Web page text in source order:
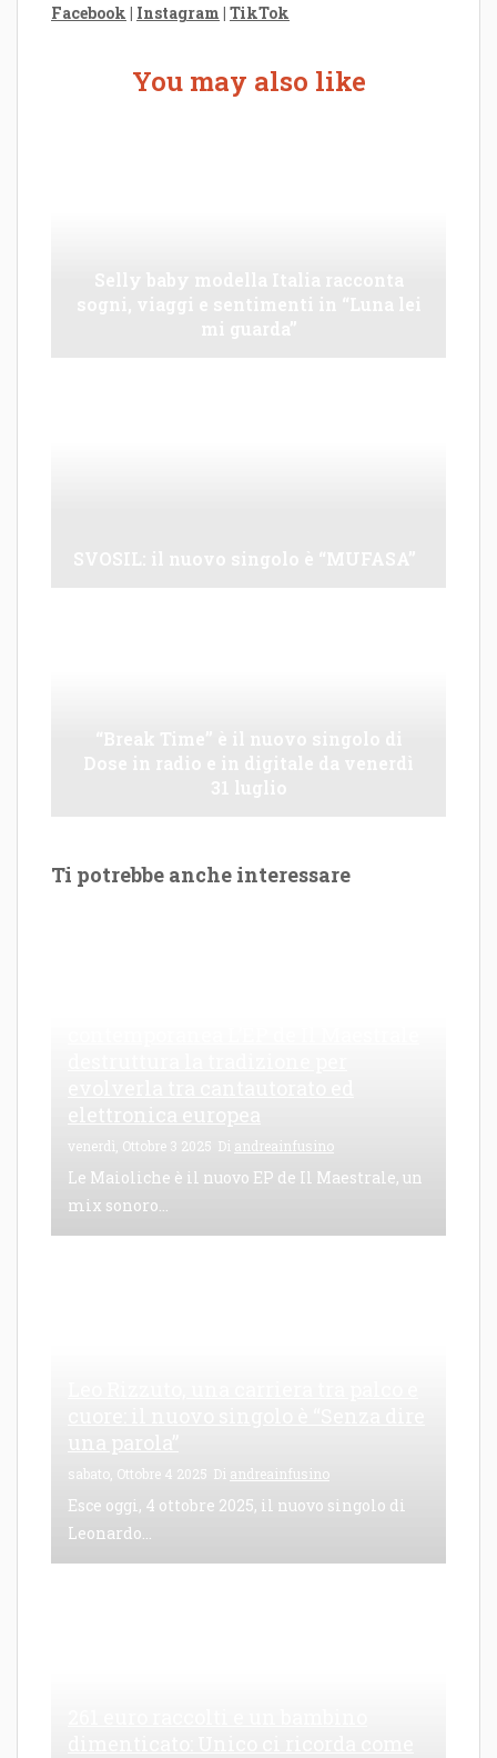
Facebook | Instagram | TikTok
You may also like
Ti potrebbe anche interessare
venerdì, Ottobre 3 2025 Di andreainfusino
Le Maioliche è il nuovo EP de Il Maestrale, un
mix sonoro...
sabato, Ottobre 4 2025 Di andreainfusino
Esce oggi, 4 ottobre 2025, il nuovo singolo di
Leonardo...